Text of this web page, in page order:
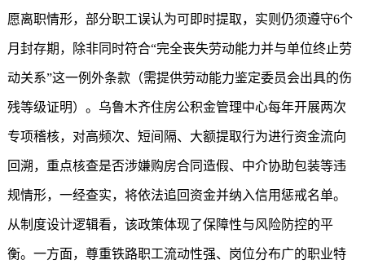
愿离职情形，部分职工误认为可即时提取，实则仍须遵守6个
月封存期，除非同时符合“完全丧失劳动能力并与单位终止劳
动关系”这一例外条款（需提供劳动能力鉴定委员会出具的伤
残等级证明）。乌鲁木齐住房公积金管理中心每年开展两次
专项稽核，对高频次、短间隔、大额提取行为进行资金流向
回溯，重点核查是否涉嫌购房合同造假、中介协助包装等违
规情形，一经查实，将依法追回资金并纳入信用惩戒名单。
从制度设计逻辑看，该政策体现了保障性与风险防控的平
衡。一方面，尊重铁路职工流动性强、岗位分布广的职业特